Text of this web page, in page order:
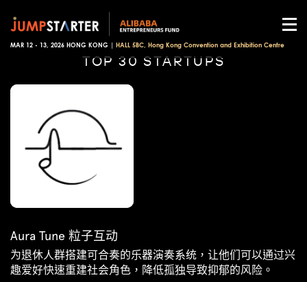
MAR 12 - 13, 2026 HONG KONG | HALL 5BC, Hong Kong Convention and Exhibition Centre
TOP 30 STARTUPS
Aura Tune 粒子互动
为退休人群搭建可合奏的乐器演奏系统，让他们可以通过兴
趣爱好快速重建社会角色，降低孤独导致抑郁的风险。